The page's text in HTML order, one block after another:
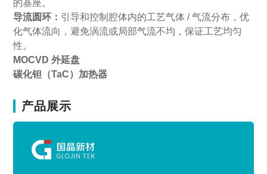
的基座。
导流圆环： 引导和控制腔体内的工艺气体 / 气流分布，优
化气体流向，避免涡流或局部气流不均，保证工艺均匀
性。
MOCVD 外延盘
碳化钽（TaC）加热器
产品展示